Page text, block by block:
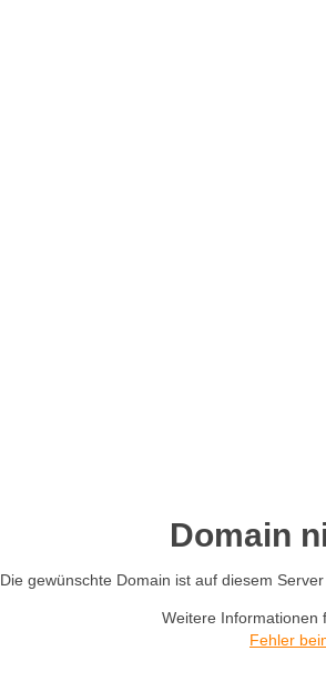
Domain
Die gewünschte Domain ist auf diesem
Weitere Informationen
Fehler